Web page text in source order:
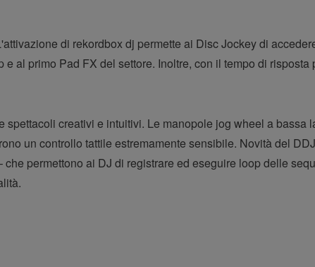
di rekordbox dj permette ai Disc Jockey di
al primo Pad FX del settore. Inoltre, con il tempo di risposta
creativi e intuitivi. Le manopole jog wheel a bassa
un controllo tattile estremamente sensibile. Novità del
permettono ai DJ di registrare ed eseguire loop delle